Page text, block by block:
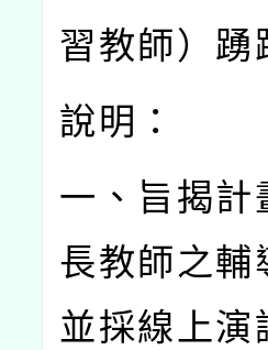
習教師）踴
說明：
一、旨揭計
長教師之輔
並採線上演